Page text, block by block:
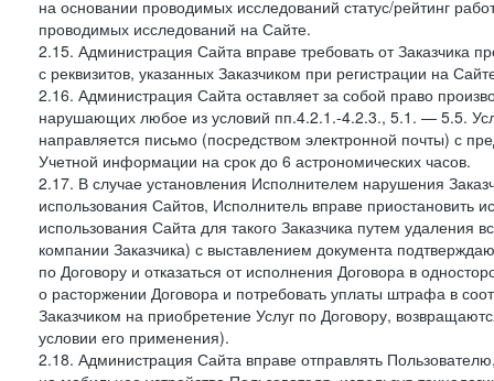
на основании проводимых исследований статус/рейтинг
проводимых исследований на Сайте.
2.15. Администрация Сайта вправе требовать от Заказчика
с реквизитов, указанных Заказчиком при регистрации на
2.16. Администрация Сайта оставляет за собой право
нарушающих любое из условий пп.4.2.1.-4.2.3., 5.1. — 5.5.
направляется письмо (посредством электронной почты) с
Учетной информации на срок до 6 астрономических часов.
2.17. В случае установления Исполнителем нарушения
использования Сайтов, Исполнитель вправе приостановить
использования Сайта для такого Заказчика путем
компании Заказчика) с выставлением документа
по Договору и отказаться от исполнения Договора в
о расторжении Договора и потребовать уплаты штрафа в
Заказчиком на приобретение Услуг по Договору,
условии его применения).
2.18. Администрация Сайта вправе отправлять